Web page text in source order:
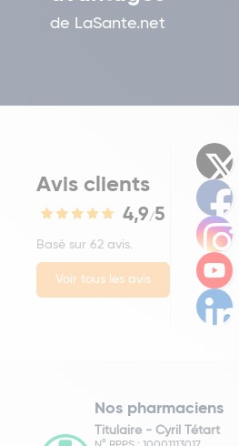
de LaSante.net
Avis clients
4,9/5
Basé sur 62 avis.
Voir tous les avis
Nos pharmaciens
Titulaire - Cyril Tétart